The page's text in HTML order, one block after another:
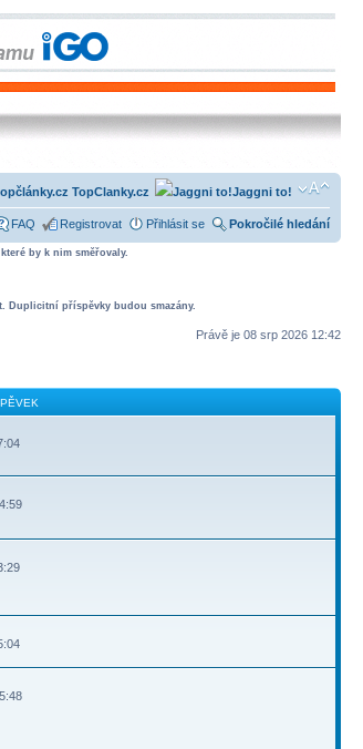
Jaggni to!
TopClanky.cz
FAQ Registrovat Přihlásit se Pokročilé hledání
by k nim směřovaly.
Duplicitní příspěvky budou smazány.
Právě je 08 srp 2026 12:42